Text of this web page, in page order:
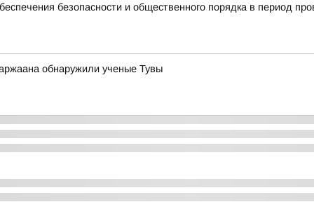
безопасности и общественного порядка в период
обнаружили ученые Тувы